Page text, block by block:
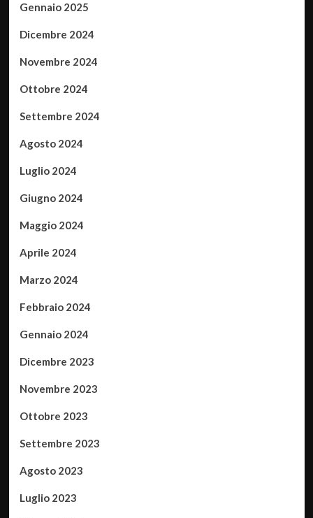
Gennaio 2025
Dicembre 2024
Novembre 2024
Ottobre 2024
Settembre 2024
Agosto 2024
Luglio 2024
Giugno 2024
Maggio 2024
Aprile 2024
Marzo 2024
Febbraio 2024
Gennaio 2024
Dicembre 2023
Novembre 2023
Ottobre 2023
Settembre 2023
Agosto 2023
Luglio 2023